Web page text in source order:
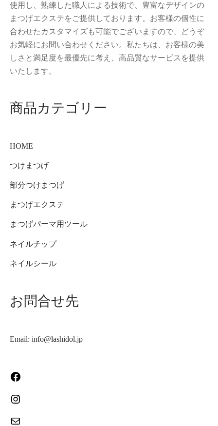
使用し、熟練した職人による技術で、豊富なデザインの
まつげエクステをご提供しております。お客様の個性に
合わせたカスタマイズも可能でございますので、どうぞ
お気軽にお問い合わせください。私たちは、お客様の美
しさと満足度を最優先に考え、高品質なサービスを提供
いたします。
商品カテゴリー
HOME
つけまつげ
部分つけまつげ
まつげエクステ
まつげパーマ用ツール
ネイルチップ
ネイルシール
お問合せ先
Email: info@lashidol.jp